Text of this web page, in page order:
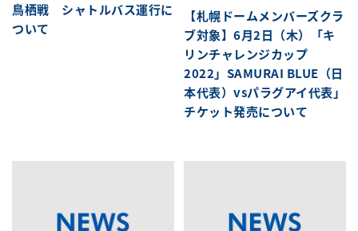
鳥栖戦 シャトルバス運行に
ついて
【札幌ドームメンバーズクラ
ブ対象】6月2日（木）「キ
リンチャレンジカップ
2022」SAMURAI BLUE（日
本代表）vsパラグアイ代表」
チケット発売について